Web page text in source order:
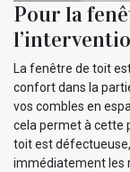
Pour la
La fenêtre de toit
confort dans la
vos combles en
cela permet à cette
toit est
immédiatement les